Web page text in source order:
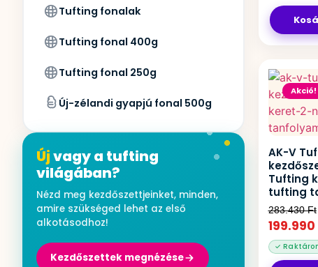
Tufting fonalak
Tufting fonal 400g
Tufting fonal 250g
Új-zélandi gyapjú fonal 500g
Újvagy a tufting
világában?
Nézd meg kezdőszettjeinket, minden,
amire szükséged lehet az első
alkotásodhoz!
Kezdőszettek megnézése
Akció!
AK-V
Tufting
tufting
283.430Ft
199.990